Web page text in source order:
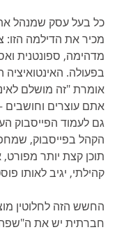
כל בעל עסק שמנהל
מכיר את הדילמה הזו:
מדהימה, ספונטנית
בפעולה.
אומרת "זה מושלם
אתם עוצרים
גם לעמוד הפייסבוק
הקהל בפייסבוק,
תוכן קצת יותר מפורט,
קהילתי, יגיב לאותו
החשש הזה לחלוטין
חברתית יש את